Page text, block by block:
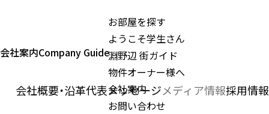
お部屋を探す
ようこそ学生さん
淵野辺 街ガイド
物件オーナー様へ
会社案内
お問い合わせ
会社案内Company Guide
会社概要・沿革代表メッセージメディア情報採用情報